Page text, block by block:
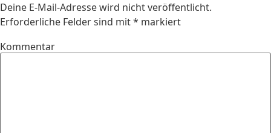
Deine E-Mail-Adresse wird nicht veröffentlicht.
Erforderliche Felder sind mit* markiert
Kommentar